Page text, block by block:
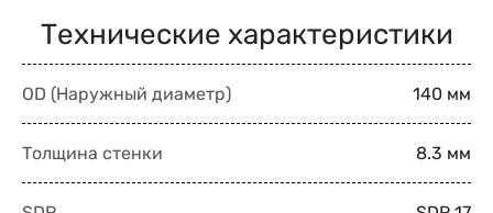
Технические характеристики
OD (Наружный диаметр) 140 мм
Толщина стенки 8.3 мм